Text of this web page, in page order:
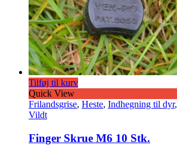
Tilføj til kurv
Quick View
Frilandsgrise, Heste, Indhegning til dyr,
Vildt
Finger Skrue M6 10 Stk.